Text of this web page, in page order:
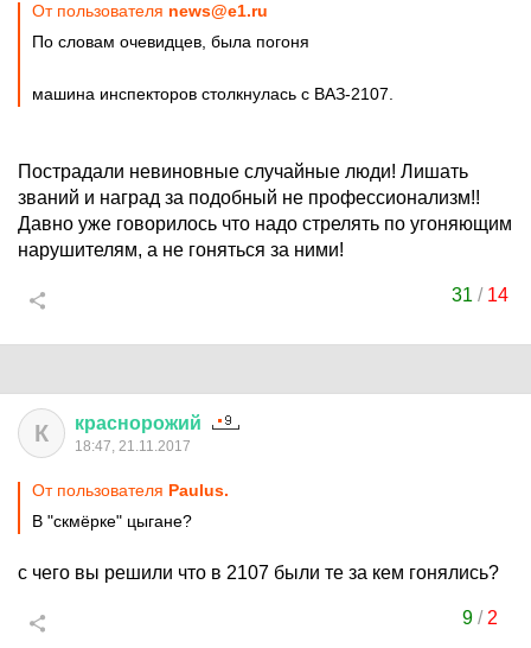
От пользователя news@e1.ru
По словам очевидцев, была погоня
машина инспекторов столкнулась с ВАЗ-2107.
Пострадали невиновные случайные люди! Лишать
званий и наград за подобный не профессионализм!!
Давно уже говорилось что надо стрелять по угоняющим
нарушителям, а не гоняться за ними!
31 / 14
К краснорожий
18:47, 21.11.2017
От пользователя Paulus.
В "скмёрке" цыгане?
с чего вы решили что в 2107 были те за кем гонялись?
9/ 2